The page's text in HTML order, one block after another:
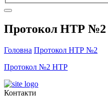
Протокол НТР №2
Головна Протокол НТР №2
Протокол №2 НТР
Контакти